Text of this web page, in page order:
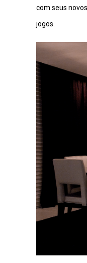
com seus
jogos.